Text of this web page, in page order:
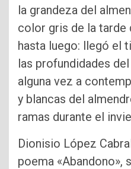
la grandeza del
color gris de la tarde
hasta luego: llegó el
las profundidades
alguna vez a
y blancas del
ramas durante el
Dionisio López
poema «Abandono»,